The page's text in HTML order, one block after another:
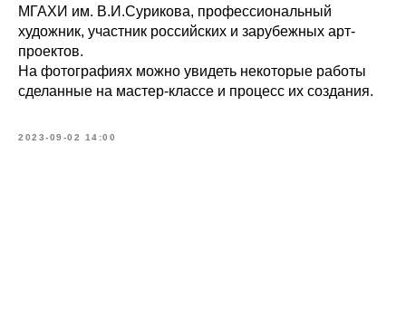
МГАХИ им. В.И.Сурикова, профессиональный
художник, участник российских и зарубежных арт-
проектов.
На фотографиях можно увидеть некоторые работы
сделанные на мастер-классе и процесс их создания.
2023-09-02 14:00